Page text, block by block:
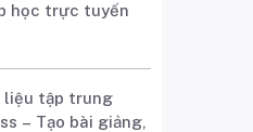
học trực tuyến
liệu tập trung
– Tạo bài giảng,